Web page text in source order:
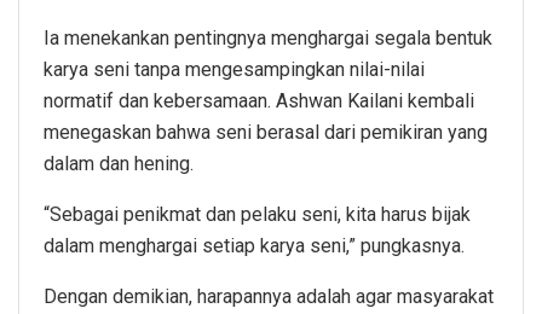
Ia menekankan pentingnya menghargai segala bentuk
karya seni tanpa mengesampingkan nilai-nilai
normatif dan kebersamaan. Ashwan Kailani kembali
menegaskan bahwa seni berasal dari pemikiran yang
dalam dan hening.
“Sebagai penikmat dan pelaku seni, kita harus bijak
dalam menghargai setiap karya seni,” pungkasnya.
Dengan demikian, harapannya adalah agar masyarakat